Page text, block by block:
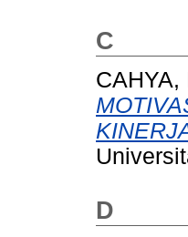
C
CAHYA,
D